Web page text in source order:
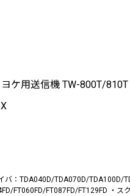
ケ用送信機 TW-800T/810T
：TDA040D/TDA070D/TDA100D/
FT060FD/FT087FD/FT129FD ・ス